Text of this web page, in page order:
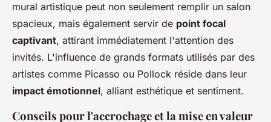
mural artistique peut non seulement remplir un salon
spacieux, mais également servir de point focal
captivant, attirant immédiatement l'attention des
invités. L'influence de grands formats utilisés par des
artistes comme Picasso ou Pollock réside dans leur
impact émotionnel, alliant esthétique et sentiment.
Conseils pour l'accrochage et la mise en valeur